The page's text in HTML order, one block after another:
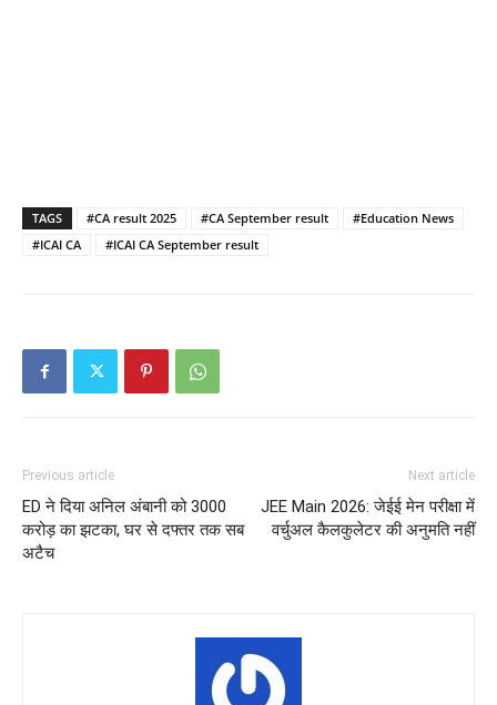
TAGS #CA result 2025 #CA September result
#Education News
#ICAI CA
#ICAI CA September result
Previous article
ED ने दिया अनिल अंबानी को 3000
करोड़ का झटका, घर से दफ्तर तक सब
अटैच
Next article
JEE Main 2026: जेईई मेन परीक्षा में
वर्चुअल कैलकुलेटर की अनुमति नहीं